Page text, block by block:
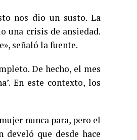
nos dio un susto. La
una crisis de ansiedad.
señaló la fuente.
De hecho, el mes
En este contexto, los
nunca para, pero el
que desde hace